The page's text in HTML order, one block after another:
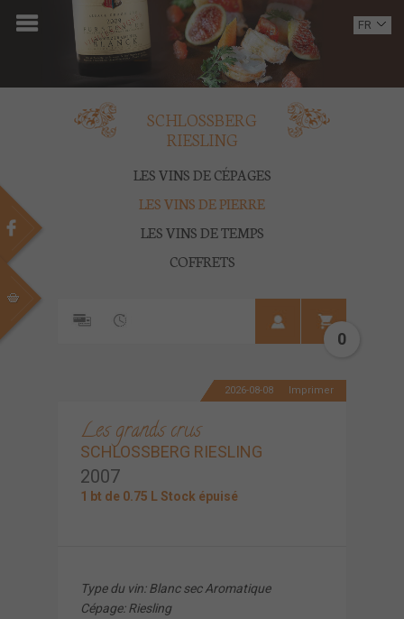
ACCUEIL
DOMAINE
VINS
MULTIMEDIA
CONTACT
FR
SCHLOSSBERG
RIESLING
LES VINS DE CÉPAGES
LES VINS DE PIERRE
LES VINS DE TEMPS
COFFRETS
0
2026-08-08 Imprimer
Les grands crus
SCHLOSSBERG RIESLING
2007
1 bt de 0.75 L Stock épuisé
Type du vin: Blanc sec Aromatique
Cépage: Riesling